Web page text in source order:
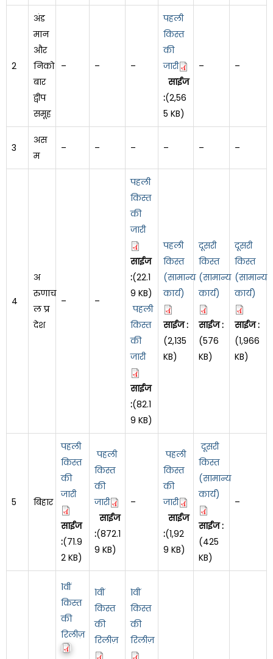
2
अंड
मान
और
निको
बार
द्वीप
समूह
– – –
पहली
किस्त
की
जारी
साईज
:(2,56
5 KB)
– –
3
अस
म
– – – – – –
4
अ
रुणाच
ल प्र
देश
– –
पहली
किस्त
की
जारी
साईज
:(22.1
9 KB)
पहली
किस्त
की
जारी
साईज
:(82.1
9 KB)
पहली
किस्त
(सामान्य
कार्य)
साईज :
(2,135
KB)
दूसरी
किस्त
(सामान्य
कार्य)
साईज :
(576
KB)
दूसरी
किस्त
(सामान्य
कार्य)
साईज :
(1,966
KB)
5 बिहार
पहली
किस्त
की
जारी
साईज
:(71.9
2 KB)
पहली
किस्त
की
जारी
साईज
:(872.1
9 KB)
–
पहली
किस्त
की
जारी
साईज
:(1,92
9 KB)
दूसरी
किस्त
(सामान्य
कार्य)
साईज :
(425
KB)
–
1वीं
किस्त
की
रिलीज़
1वीं
किस्त
की
रिलीज़
1वीं
किस्त
की
रिलीज़